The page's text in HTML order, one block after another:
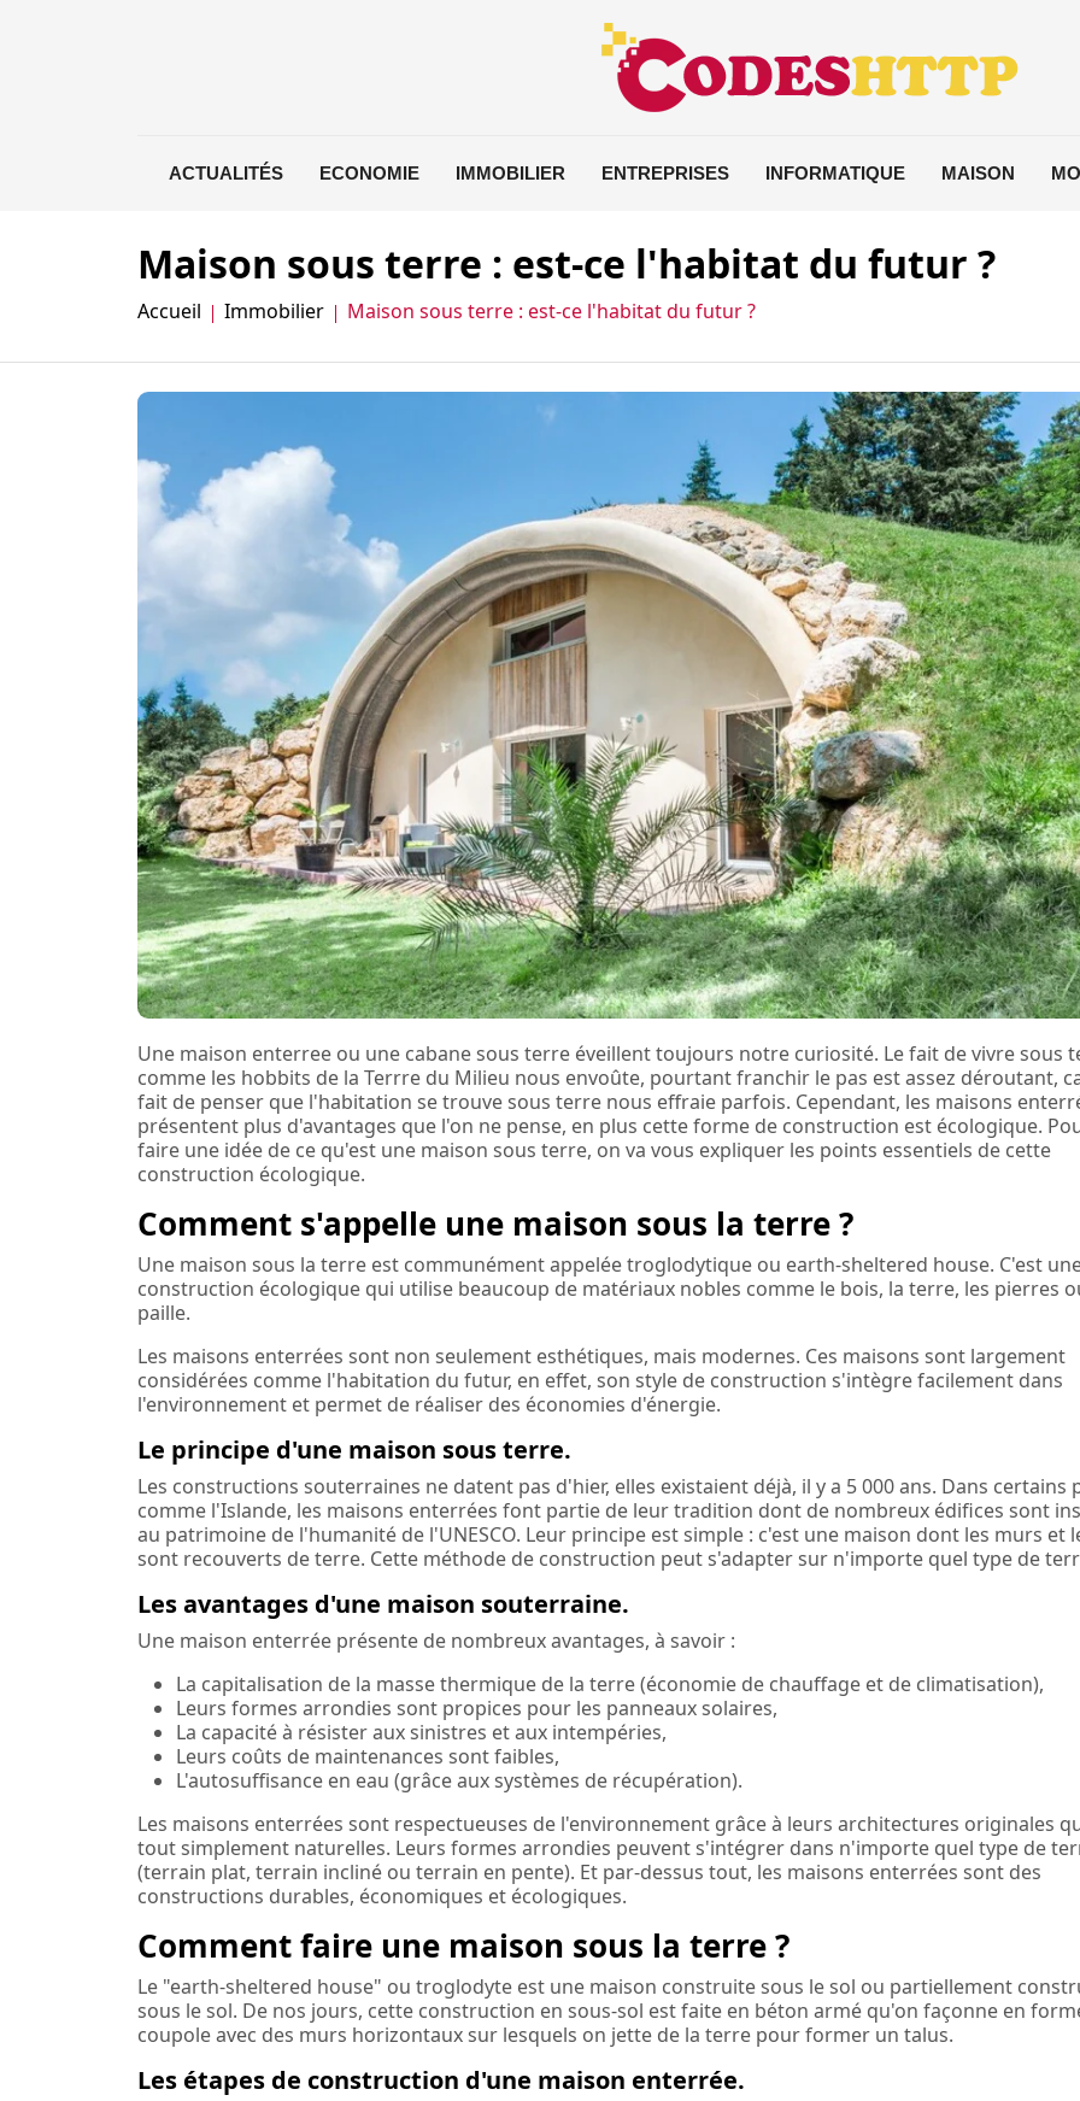
ACTUALITÉS ECONOMIE IMMOBILIER ENTREPRISES INFORMATIQUE MAISON
Maison sous terre : est-ce l'habitat du futur ?
Accueil Immobilier Maison sous terre : est-ce l'habitat du futur ?
Une maison enterree ou une cabane sous terre éveillent toujours notre curiosité. Le fait de vivre sous
comme les hobbits de la Terrre du Milieu nous envoûte, pourtant franchir le pas est assez déroutant,
fait de penser que l'habitation se trouve sous terre nous effraie parfois. Cependant, les maisons
présentent plus d'avantages que l'on ne pense, en plus cette forme de construction est écologique.
faire une idée de ce qu'est une maison sous terre, on va vous expliquer les points essentiels de cette
construction écologique.
Comment s'appelle une maison sous la terre ?
Une maison sous la terre est communément appelée troglodytique ou earth-sheltered house. C'est
construction écologique qui utilise beaucoup de matériaux nobles comme le bois, la terre, les pierres
paille.
Les maisons enterrées sont non seulement esthétiques, mais modernes. Ces maisons sont largement
considérées comme l'habitation du futur, en effet, son style de construction s'intègre facilement dans
l'environnement et permet de réaliser des économies d'énergie.
Le principe d'une maison sous terre.
Les constructions souterraines ne datent pas d'hier, elles existaient déjà, il y a 5 000 ans. Dans certains
comme l'Islande, les maisons enterrées font partie de leur tradition dont de nombreux édifices sont
au patrimoine de l'humanité de l'UNESCO. Leur principe est simple : c'est une maison dont les murs et
sont recouverts de terre. Cette méthode de construction peut s'adapter sur n'importe quel type de
Les avantages d'une maison souterraine.
Une maison enterrée présente de nombreux avantages, à savoir :
La capitalisation de la masse thermique de la terre (économie de chauffage et de climatisation),
Leurs formes arrondies sont propices pour les panneaux solaires,
La capacité à résister aux sinistres et aux intempéries,
Leurs coûts de maintenances sont faibles,
L'autosuffisance en eau (grâce aux systèmes de récupération).
Les maisons enterrées sont respectueuses de l'environnement grâce à leurs architectures originales
tout simplement naturelles. Leurs formes arrondies peuvent s'intégrer dans n'importe quel type de
(terrain plat, terrain incliné ou terrain en pente). Et par-dessus tout, les maisons enterrées sont des
constructions durables, économiques et écologiques.
Comment faire une maison sous la terre ?
Le "earth-sheltered house" ou troglodyte est une maison construite sous le sol ou partiellement
sous le sol. De nos jours, cette construction en sous-sol est faite en béton armé qu'on façonne en
coupole avec des murs horizontaux sur lesquels on jette de la terre pour former un talus.
Les étapes de construction d'une maison enterrée.